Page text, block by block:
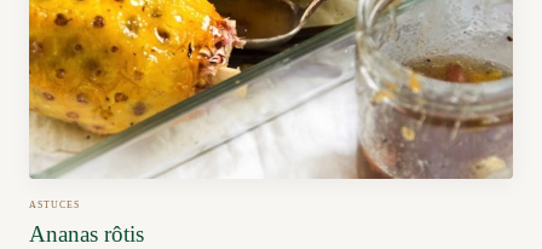
ASTUCES
Ananas rôtis